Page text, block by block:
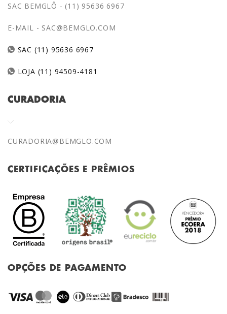
SAC BEMGLÔ - (11) 95636 6967
E-MAIL - SAC@BEMGLO.COM
SAC (11) 95636 6967
LOJA (11) 94509-4181
CURADORIA
CURADORIA@BEMGLO.COM
CERTIFICAÇÕES E PRÊMIOS
OPÇÕES DE PAGAMENTO